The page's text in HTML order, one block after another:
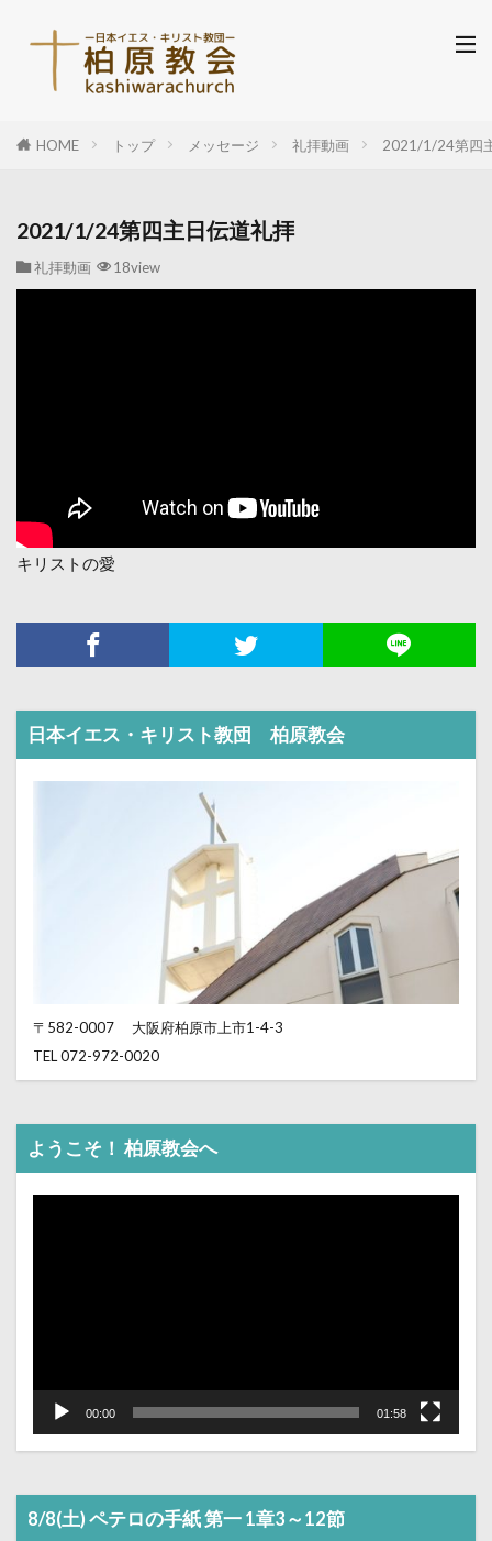
HOME トップ メッセージ 礼拝動画 2021/1/24第四
2021/1/24第四主日伝道礼拝
礼拝動画 18view
キリストの愛
日本イエス・キリスト教団 柏原教会
〒582-0007
大阪府柏原市上市1-4-3
TEL 072-972-0020
ようこそ！ 柏原教会へ
動
00:00 01:58
8/8(土) ペテロの手紙 第一 1章3～12節